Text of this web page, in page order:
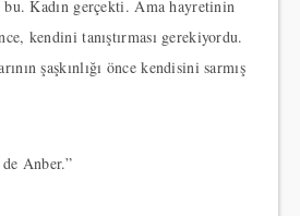
Kadın gerçekti. Ama hayretinin
kendini tanıştırması gerekiyordu.
şaşkınlığı önce kendisini sarmış
Anber.”